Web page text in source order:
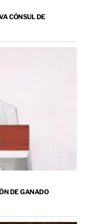
CÓNSUL DE
DE GANADO